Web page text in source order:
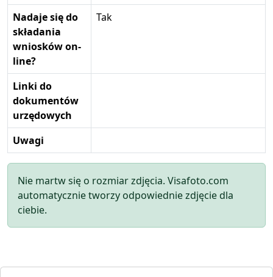
Nadaje się do
składania
wniosków on-
line?
Tak
Linki do
dokumentów
urzędowych
Uwagi
Nie martw się o rozmiar zdjęcia. Visafoto.com
automatycznie tworzy odpowiednie zdjęcie dla
ciebie.